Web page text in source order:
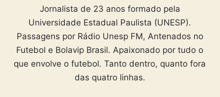
Jornalista de 23 anos formado pela
Universidade Estadual Paulista (UNESP).
Passagens por Rádio Unesp FM, Antenados no
Futebol e Bolavip Brasil. Apaixonado por tudo o
que envolve o futebol. Tanto dentro, quanto fora
das quatro linhas.